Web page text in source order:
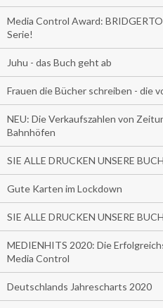
Media Control Award:
Serie!
Juhu - das Buch geht ab
Frauen die Bücher schreiben - die
NEU: Die Verkaufszahlen von
Bahnhöfen
SIE ALLE DRUCKEN UNSERE
Gute Karten im Lockdown
SIE ALLE DRUCKEN UNSERE
MEDIENHITS 2020: Die
Media Control
Deutschlands Jahrescharts 2020